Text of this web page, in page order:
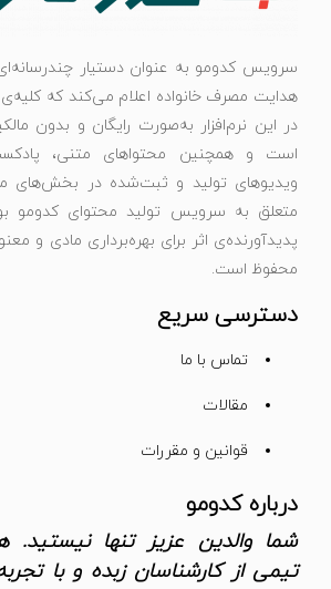
سرویس کدومو به عنوان دستیار
هدایت مصرف خانواده اعلام می‌کند که کلیه‌ی
در این نرم‌افزار به‌صورت رایگان و بدون
است و همچنین محتواهای متنی،
ویدیوهای تولید و ثبت‌شده در بخش‌های
متعلق به سرویس تولید محتوای کدومو
پدیدآورنده‌ی اثر برای بهره‌برداری مادی و
محفوظ است.
دسترسی سریع
تماس با ما
مقالات
قوانین و مقررات
درباره کدومو
شما والدین عزیز تنها نیستید.
تیمی از کارشناسان زبده و با